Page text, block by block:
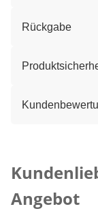
Rückgabe
Angebot